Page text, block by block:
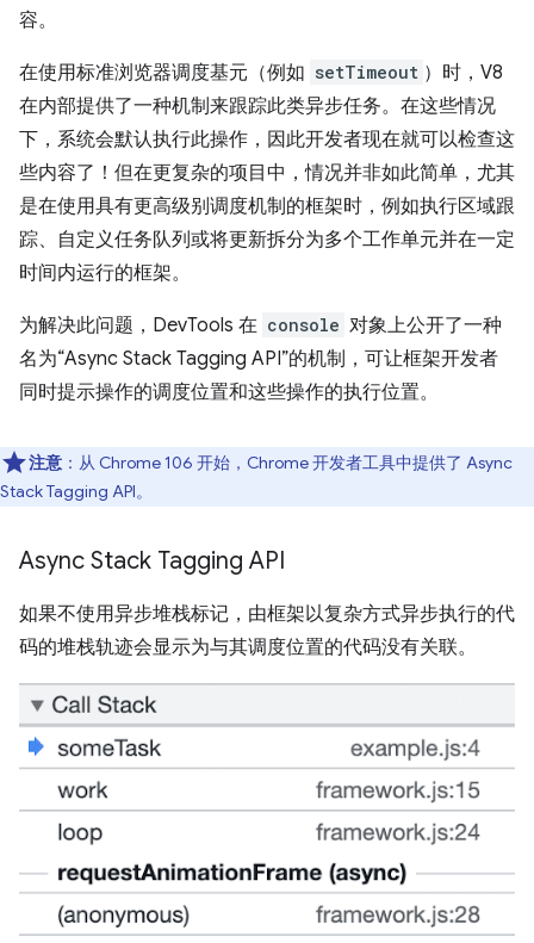
容。
在使用标准浏览器调度基元（例如 setTimeout ）时，V8
在内部提供了一种机制来跟踪此类异步任务。在这些情况
下，系统会默认执行此操作，因此开发者现在就可以检查这
些内容了！但在更复杂的项目中，情况并非如此简单，尤其
是在使用具有更高级别调度机制的框架时，例如执行区域跟
踪、自定义任务队列或将更新拆分为多个工作单元并在一定
时间内运行的框架。
为解决此问题，DevTools 在 console 对象上公开了一种
名为“Async Stack Tagging API”的机制，可让框架开发者
同时提示操作的调度位置和这些操作的执行位置。
注意 ：从 Chrome 106 开始，Chrome 开发者工具中提供了 Async
Stack Tagging API。
Async Stack Tagging API
如果不使用异步堆栈标记，由框架以复杂方式异步执行的代
码的堆栈轨迹会显示为与其调度位置的代码没有关联。